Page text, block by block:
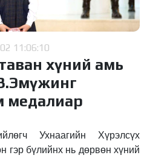
11:06:10
хүний амь
медалиар
Ухнаагийн Хүрэлсүх
гэр бүлийнх нь дөрвөн хүний